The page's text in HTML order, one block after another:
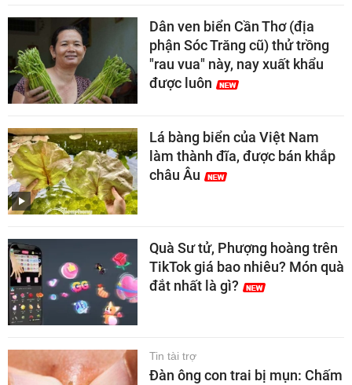
Dân ven biển Cần Thơ (địa
phận Sóc Trăng cũ) thử trồng
"rau vua" này, nay xuất khẩu
được luôn
Lá bàng biển của Việt Nam
làm thành đĩa, được bán khắp
châu Âu
Quà Sư tử, Phượng hoàng trên
TikTok giá bao nhiêu? Món quà
đắt nhất là gì?
Tin tài trợ
Đàn ông con trai bị mụn: Chấm